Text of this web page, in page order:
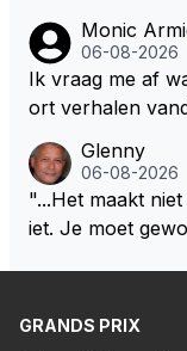
Monic
06-08-2026
Ik vraag me af
ort verhalen
gedaan worden
emand weet wat
uren. Bovendien
er elkaar
meesten van hen
Glenny
06-08-2026
"...Het maakt
iet. Je moet gewoon
zo'n mindset in
GRANDS PRIX